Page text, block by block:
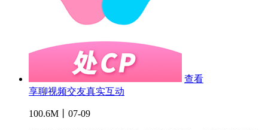
查看
享聊视频交友真实互动
100.6M丨07-09